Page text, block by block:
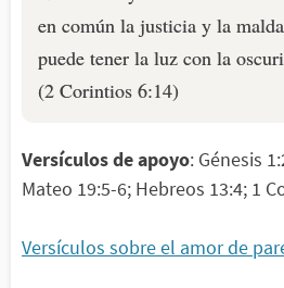
en común la justicia y la
puede tener la luz con la
(2 Corintios 6:14)
Versículos de apoyo: Génesis
Mateo 19:5-6; Hebreos 13:4; 1
Versículos sobre el amor de